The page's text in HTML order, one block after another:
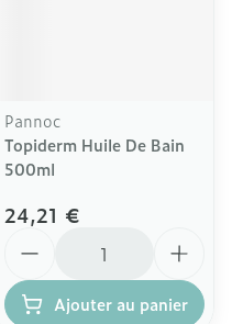
Pannoc
Topiderm Huile De Bain
500ml
24,21 €
Ajouter au panier